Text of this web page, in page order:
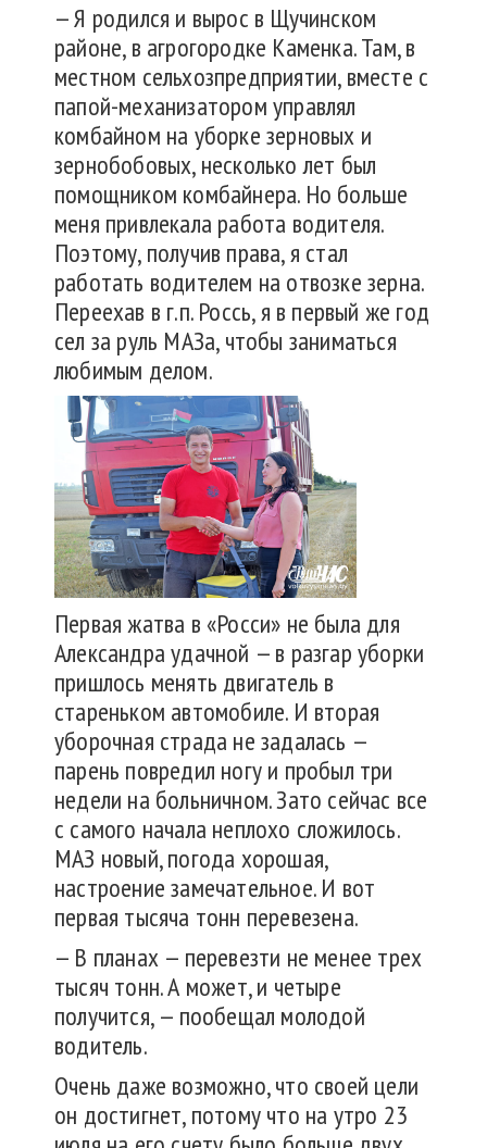
— Я родился и вырос в Щучинском
районе, в агрогородке Каменка. Там, в
местном сельхозпредприятии, вместе с
папой-механизатором управлял
комбайном на уборке зерновых и
зернобобовых, несколько лет был
помощником комбайнера. Но больше
меня привлекала работа водителя.
Поэтому, получив права, я стал
работать водителем на отвозке зерна.
Переехав в г.п. Россь, я в первый же год
сел за руль МАЗа, чтобы заниматься
любимым делом.
Первая жатва в «Росси» не была для
Александра удачной — в разгар уборки
пришлось менять двигатель в
стареньком автомобиле. И вторая
уборочная страда не задалась —
парень повредил ногу и пробыл три
недели на больничном. Зато сейчас все
с самого начала неплохо сложилось.
МАЗ новый, погода хорошая,
настроение замечательное. И вот
первая тысяча тонн перевезена.
— В планах — перевезти не менее трех
тысяч тонн. А может, и четыре
получится, — пообещал молодой
водитель.
Очень даже возможно, что своей цели
он достигнет, потому что на утро 23